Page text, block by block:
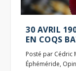
30 AVRIL
EN COQS
Posté par Cédric
Éphéméride,